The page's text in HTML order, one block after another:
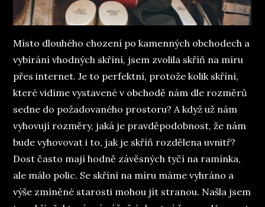
Místo dlouhého chození po kamenných obchodech a
vybírání vhodných skříní, jsem zvolila skříň na míru
přes internet. Je to perfektní, protože kolik skříní,
které vidíme vystavené v obchodě nám dle rozměrů
sedne do požadovaného prostoru? A když už nám
vyhovují rozměry, jaká je pravděpodobnost, že nám
bude vyhovovat i to, jak je skříň rozdělena uvnitř?
Dost často mají hodně závěsných tyčí na ramínka,
ale málo polic. Se skříní na míru máme vyhráno a
výše zmíněné starosti mohou jít stranou. Našla jsem